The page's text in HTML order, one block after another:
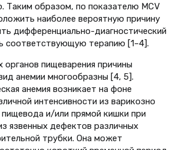
Таким образом, по показателю MCV
наиболее вероятную причину
дифференциально-диагностический
соответствующую терапию [1–4].
органов пищеварения причины
анемии многообразны [4, 5].
анемия возникает на фоне
интенсивности из варикозно
и/или прямой кишки при
язвенных дефектов различных
трубки. Она может